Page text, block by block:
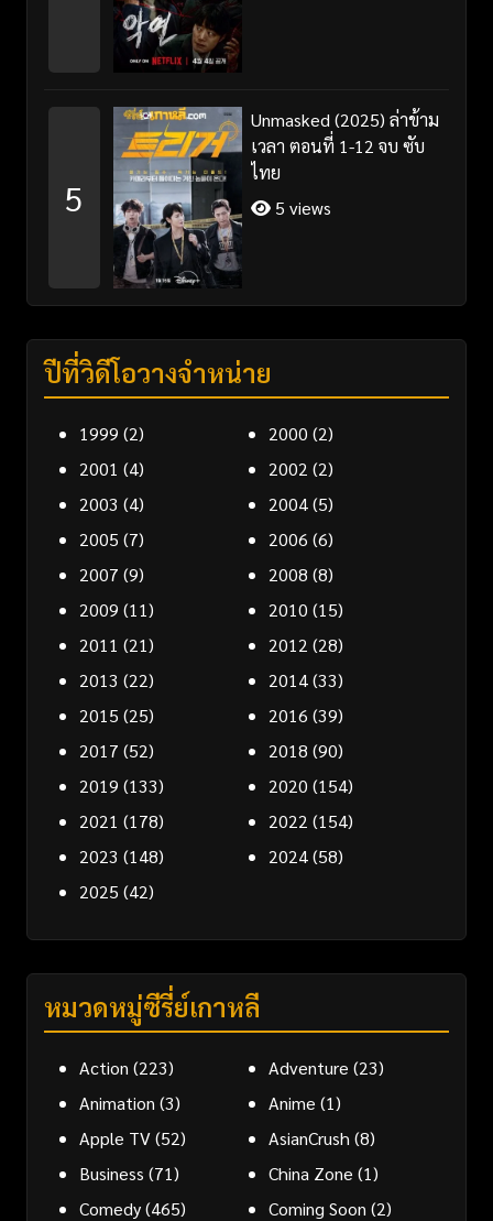
5
Unmasked (2025) ล่าข้าม
เวลา ตอนที่ 1-12 จบ ซับ
ไทย
5 views
ปีที่วิดีโอวางจำหน่าย
1999 (2) 2000 (2)
2001 (4) 2002 (2)
2003 (4) 2004(5)
2005 (7) 2006 (6)
2007 (9) 2008 (8)
2009 (11) 2010 (15)
2011 (21) 2012 (28)
2013 (22) 2014(33)
2015 (25) 2016 (39)
2017 (52) 2018 (90)
2019 (133) 2020 (154)
2021 (178) 2022 (154)
2023 (148) 2024(58)
2025 (42)
หมวดหมู่ซีรี่ย์เกาหลี
Action (223) Adventure (23)
Animation (3) Anime (1)
Apple TV(52) AsianCrush (8)
Business (71) China Zone (1)
Comedy(465) Coming Soon (2)